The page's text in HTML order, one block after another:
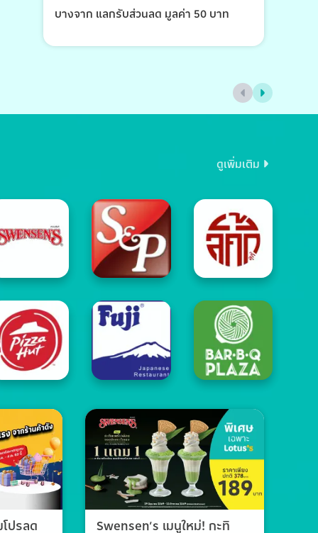
บางจาก แลกรับส่วนลด มูลค่า 50 บาท
ดูเพิ่มเติม
ปรลด
Swensen’s เมนูใหม่! กะทิ